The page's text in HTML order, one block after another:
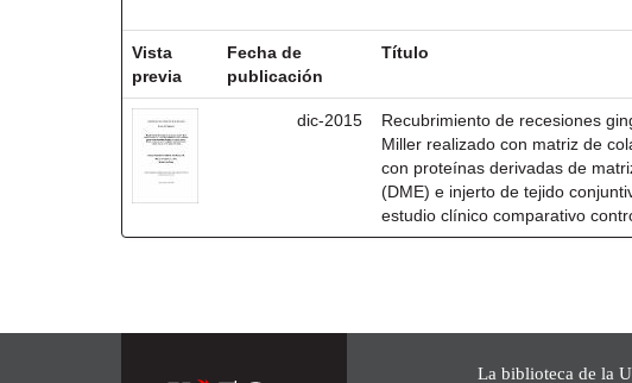
Vista
previa
Fecha de
publicación
Título
dic-2015
Recubrimiento de recesiones
Miller realizado con matriz de
con proteínas derivadas de
(DME) e injerto de tejido
estudio clínico comparativo
La biblioteca de la